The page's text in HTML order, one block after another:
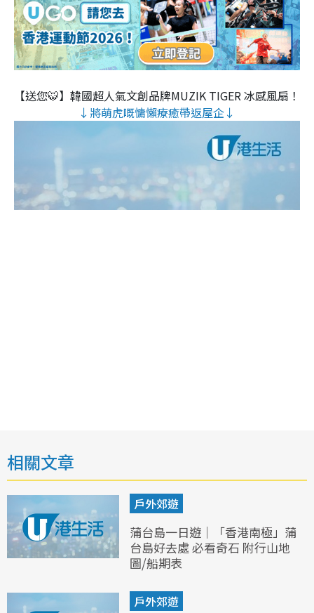
【送您🐯】韓國超人氣文創品牌MUZIK TIGER 冰感風扇！
↓將萌虎嘅慵懶療癒帶返屋企↓
相關文章
戶外郊遊
蒲台島一日遊｜「香港南極」蒲
台島好去處 必看奇石 附行山地
圖/船期表
戶外郊遊